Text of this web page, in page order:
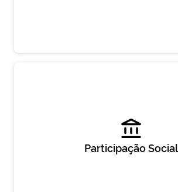
Participação Social